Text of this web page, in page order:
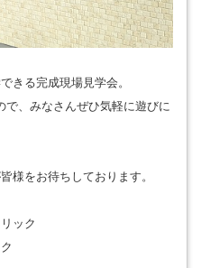
きる完成現場見学会。
で、みなさんぜひ気軽に遊びに
様をお待ちしております。
ック